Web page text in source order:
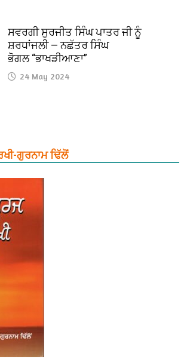
ਸਵਰਗੀ ਸੁਰਜੀਤ ਸਿੰਘ ਪਾਤਰ ਜੀ ਨੂੰ
ਸ਼ਰਧਾਂਜਲੀ — ਨਛੱਤਰ ਸਿੰਘ
ਭੋਗਲ “ਭਾਖੜੀਆਣਾ”
24 May 2024
ਗੁਰਨਾਮ ਢਿੱਲੋਂ